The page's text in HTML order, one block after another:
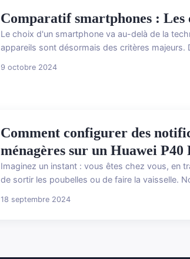
Comparatif smartphones : Les
Le choix d'un smartphone va au-delà de la
appareils sont désormais des critères
9 octobre 2024
Comment configurer des
ménagères sur un Huawei P40
Imaginez un instant : vous êtes chez vous, en
de sortir les poubelles ou de faire la vaisselle.
18 septembre 2024